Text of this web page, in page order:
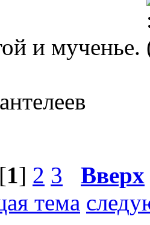
и мученье.
1] 2 3
Вверх
тема